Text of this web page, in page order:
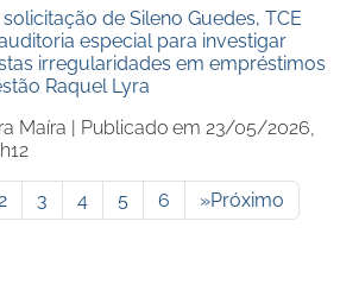
de Sileno Guedes, TCE
especial para investigar
irregularidades em empréstimos
Raquel Lyra
Maíra | Publicado em 23/05/2026,
3 4 5 6 »Próximo